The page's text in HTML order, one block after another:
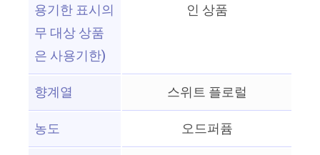
용기한 표시의
무 대상 상품
은 사용기한)
인 상품
향계열
스위트 플로럴
농도
오드퍼퓸